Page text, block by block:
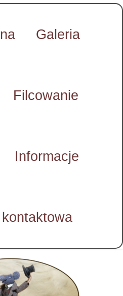
Galeria
Filcowanie
Informacje